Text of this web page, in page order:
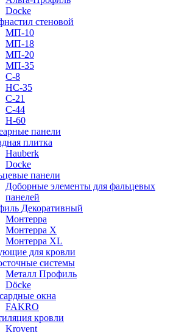
Docke
стеновой
МП-10
МП-18
МП-20
МП-35
С-8
НС-35
С-21
С-44
Н-60
панели
плитка
Hauberk
Docke
панели
Доборные элементы для фальцевых
панелей
Декоративный
Монтерра
Монтерра X
Монтерра XL
для кровли
системы
Металл Профиль
Döcke
окна
FAKRO
кровли
Krovent